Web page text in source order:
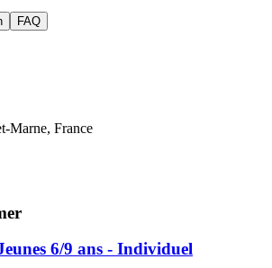
FAQ
Marne, France
6/9 ans - Individuel